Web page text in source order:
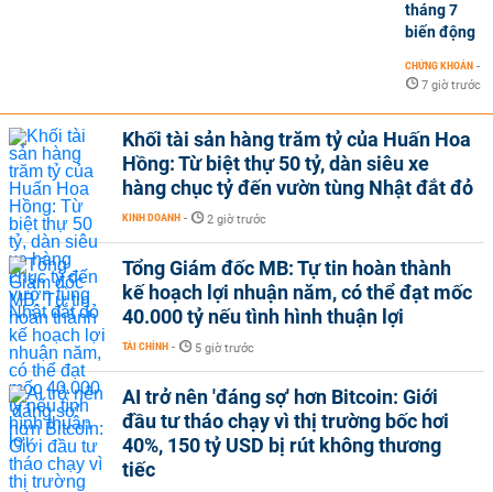
tháng 7
biến động
CHỨNG KHOÁN -
7 giờ trước
Khối tài sản hàng trăm tỷ của Huấn Hoa
Hồng: Từ biệt thự 50 tỷ, dàn siêu xe
hàng chục tỷ đến vườn tùng Nhật đắt đỏ
KINH DOANH - 2 giờ trước
Tổng Giám đốc MB: Tự tin hoàn thành
kế hoạch lợi nhuận năm, có thể đạt mốc
40.000 tỷ nếu tình hình thuận lợi
TÀI CHÍNH - 5 giờ trước
AI trở nên 'đáng sợ' hơn Bitcoin: Giới
đầu tư tháo chạy vì thị trường bốc hơi
40%, 150 tỷ USD bị rút không thương
tiếc